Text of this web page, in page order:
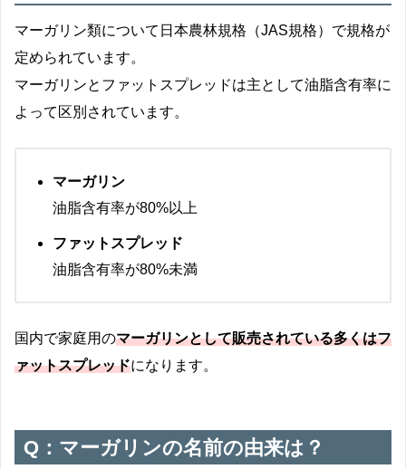
マーガリン類について 日本農林規格（JAS規格）で規格が
定められています。
マーガリンとファットスプレッドは主として油脂含有率に
よって区別されています。
マーガリン
油脂含有率が80%以上
ファットスプレッド
油脂含有率が80%未満
国内で家庭用のマーガリンとして販売されている多くはフ
ァットスプレッドになります。
Q：マーガリンの名前の由来は？